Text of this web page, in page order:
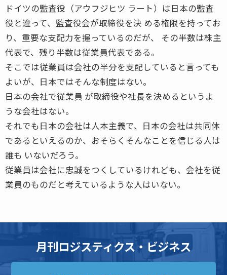
ドイツの監査役（アウフジヒツ ラート）は日本の監査
役と違って、監査役会が取締役を決 める権限を持ってお
り、重要な支配力を握っているのだが、 その半数は株主
代表で、残り半数は従業員代表である。
そこでは従業員は会社の半分を支配していると言っても
よいが、日本ではそんな制度はない。
日本の会社で従業員 が取締役や社長を決めるというよ
うな会社はない。
それでも日本の会社は人本主義で、日本の会社は共同体
であるといえるのか、おそらくそんなことを信じる人は
誰も いないだろう。
従業員は会社に忠誠をつくしているけれども、会社を従
業員のものだと考えているような人はいない。
月刊ロジスティクス・ビジネス